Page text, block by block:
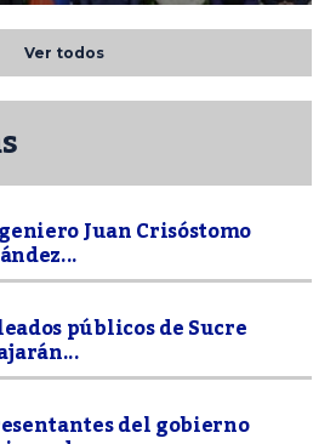
Ver todos
Juan Crisóstomo
públicos de Sucre
del gobierno